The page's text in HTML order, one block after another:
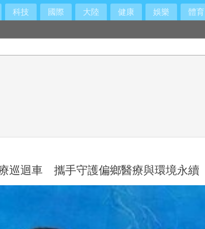
科技 國際 大陸 健康 娛樂 體育
巡迴車 攜手守護偏鄉醫療與環境永續